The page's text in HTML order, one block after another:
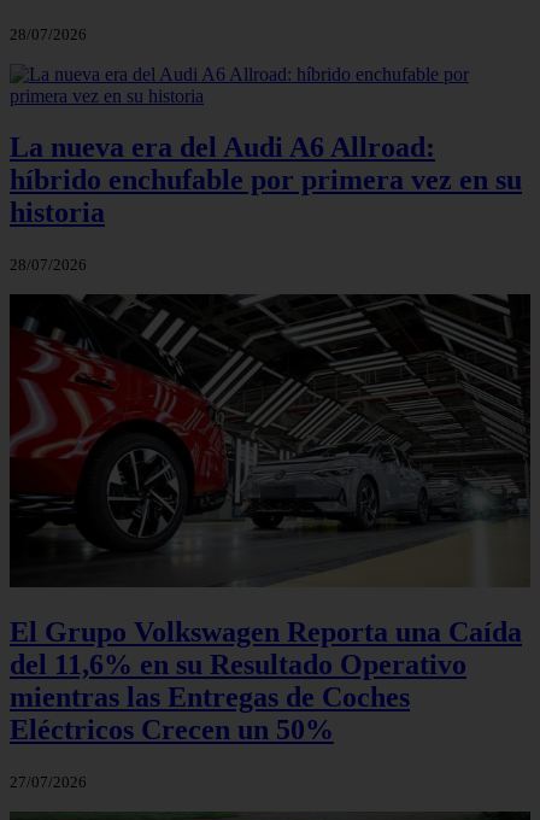
28/07/2026
La nueva era del Audi A6 Allroad:
híbrido enchufable por primera vez en su
historia
28/07/2026
El Grupo Volkswagen Reporta una Caída
del 11,6% en su Resultado Operativo
mientras las Entregas de Coches
Eléctricos Crecen un 50%
27/07/2026